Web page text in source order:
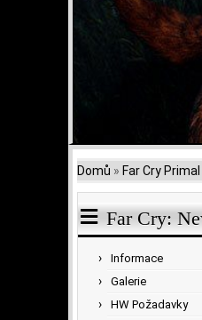
Domů » Far Cry Primal
Far Cry:
Informace
Galerie
HW Požadavky